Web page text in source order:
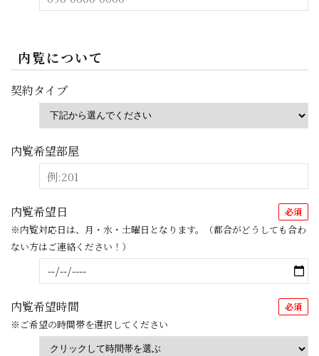
内覧について
契約タイプ
内覧希望部屋
内覧希望日 必須
※内覧対応日は、月・水・土曜日となります。（都合がどうしても合わ
ない方はご連絡ください！）
内覧希望時間 必須
※ご希望の時間帯を選択してください